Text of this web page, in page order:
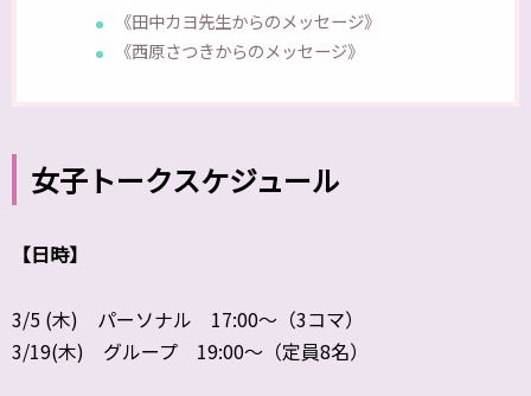
《田中カヨ先生からのメッセージ》
《西原さつきからのメッセージ》
女子トークスケジュール
【日時】
3/5 (木) パーソナル 17:00〜（3コマ）
3/19(木) グループ 19:00～（定員8名）